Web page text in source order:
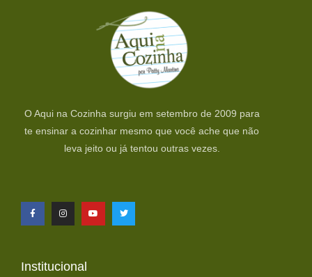
O Aqui na Cozinha surgiu em setembro de 2009 para
te ensinar a cozinhar mesmo que você ache que não
leva jeito ou já tentou outras vezes.
Institucional